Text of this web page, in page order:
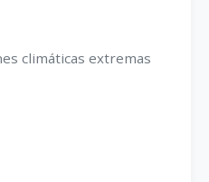
climáticas extremas